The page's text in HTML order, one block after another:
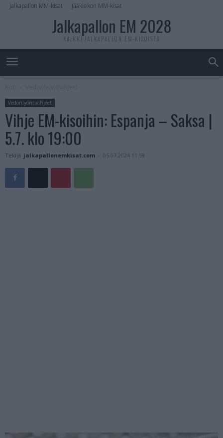
Jalkapallon MM-kisat Jääkiekon MM-kisat
Jalkapallon EM 2028
KAIKKI JALKAPALLON EM-KISOISTA
Vedonlyöntivihjeet
Vihje EM-kisoihin: Espanja – Saksa |
5.7. klo 19:00
Tekijä jalkapallonemkisat.com - 05.07.2024 11:59